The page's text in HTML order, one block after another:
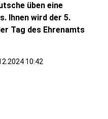
üben eine
Ihnen wird der 5.
Tag des Ehrenamts
10:42